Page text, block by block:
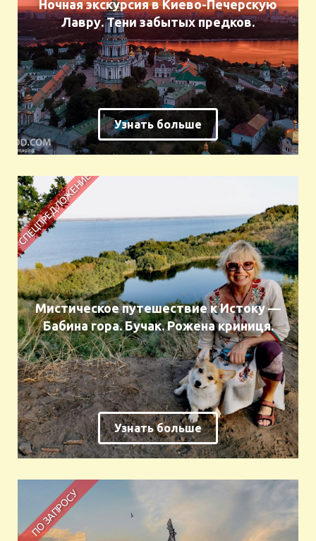
Ночная экскурсия в Киево-Печерскую
Лавру. Тени забытых предков.
Узнать больше
Мистическое путешествие к Истоку —
Бабина гора. Бучак. Рожена криниця.
Узнать больше